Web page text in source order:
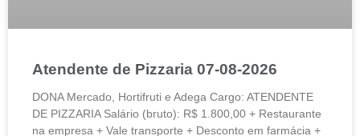
Atendente de Pizzaria 07-08-2026
DONA Mercado, Hortifruti e Adega Cargo: ATENDENTE
DE PIZZARIA Salário (bruto): R$ 1.800,00 + Restaurante
na empresa + Vale transporte + Desconto em farmácia +